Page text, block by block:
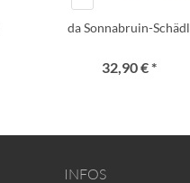
da Sonnabruin-Schädl
32,90 € *
INFOS